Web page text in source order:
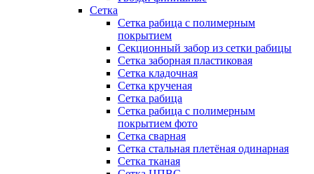
Сетка
Сетка рабица с полимерным
покрытием
Секционный забор из сетки рабицы
Сетка заборная пластиковая
Сетка кладочная
Сетка крученая
Сетка рабица
Сетка рабица с полимерным
покрытием фото
Сетка сварная
Сетка стальная плетёная одинарная
Сетка тканая